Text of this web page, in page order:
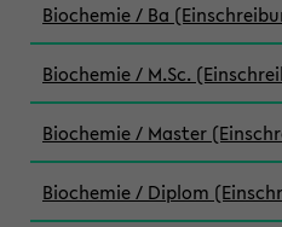
Biochemie / Ba
Biochemie / M.Sc.
Biochemie / Master
Biochemie / Diplom